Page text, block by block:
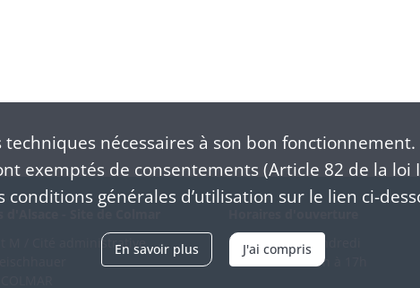
M / Cité administrative
Du mardi au vendredi
en continu de 9h à 17h
techniques nécessaires à son bon
exemptés de consentements (Article 82 de la
conditions générales d’utilisation sur le lien ci-
En savoir plus J'ai compris